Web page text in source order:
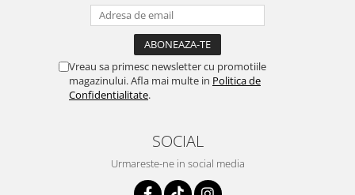
Vreau sa primesc newsletter cu promotiile
magazinului. Afla mai multe in Politica de
Confidentialitate.
SOCIAL
Urmareste-ne in social media